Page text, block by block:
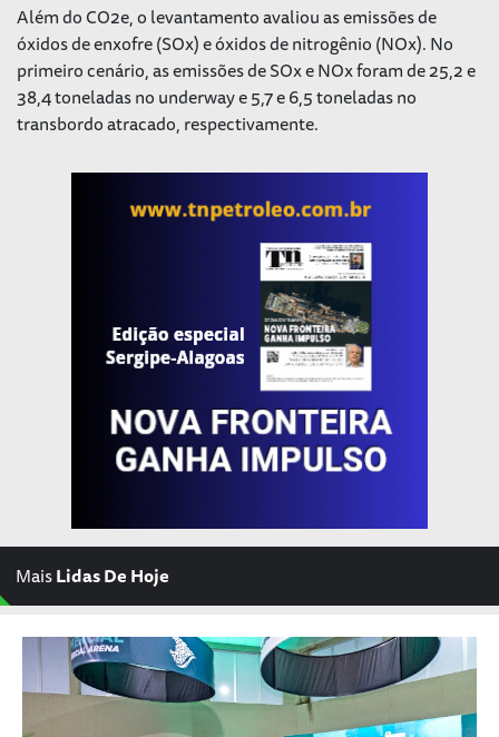
Além do CO2e, o levantamento avaliou as emissões de
óxidos de enxofre (SOx) e óxidos de nitrogênio (NOx). No
primeiro cenário, as emissões de SOx e NOx foram de 25,2 e
38,4 toneladas nounderwaye 5,7 e 6,5 toneladas no
transbordo atracado, respectivamente.
MaisLidas De Hoje